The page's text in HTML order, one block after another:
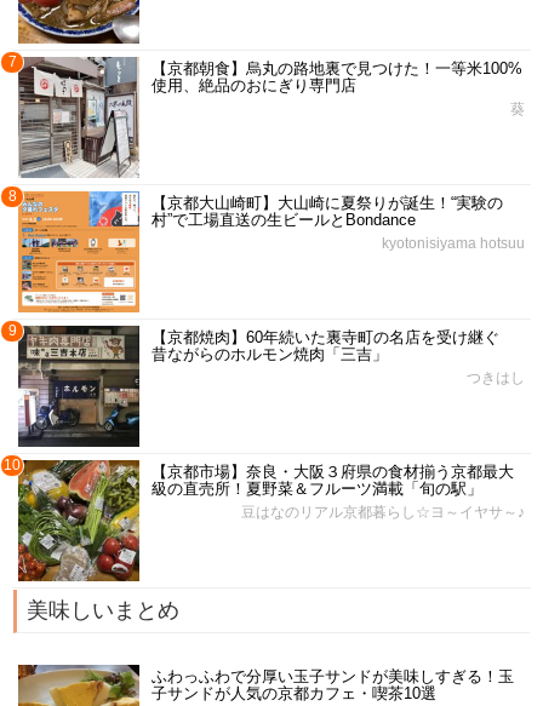
7
【京都朝食】烏丸の路地裏で見つけた！一等米100%
使用、絶品のおにぎり専門店
葵
8
【京都大山崎町】大山崎に夏祭りが誕生！“実験の
村”で工場直送の生ビールとBondance
kyotonisiyama hotsuu
9
【京都焼肉】60年続いた裏寺町の名店を受け継ぐ
昔ながらのホルモン焼肉「三吉」
つきはし
10
【京都市場】奈良・大阪３府県の食材揃う京都最大
級の直売所！夏野菜＆フルーツ満載「旬の駅」
豆はなのリアル京都暮らし☆ヨ～イヤサ～♪
美味しいまとめ
ふわっふわで分厚い玉子サンドが美味しすぎる！玉
子サンドが人気の京都カフェ・喫茶10選